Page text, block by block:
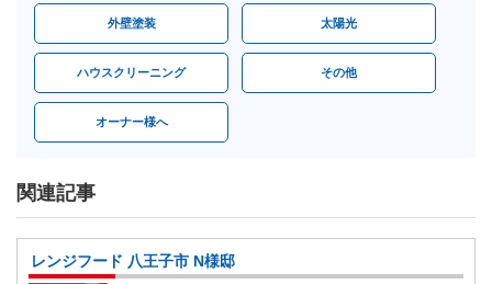
外壁塗装 太陽光
ハウスクリーニング その他
オーナー様へ
関連記事
レンジフード 八王子市 N様邸